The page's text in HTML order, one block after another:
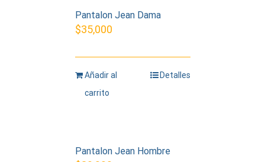
Pantalon Jean Dama
$35,000
Añadir al
carrito
Detalles
Pantalon Jean Hombre